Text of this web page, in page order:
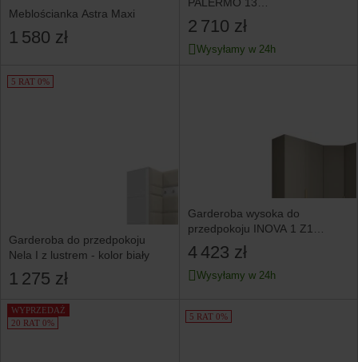
Meblościanka Astra Maxi
1 580 zł
kaszmir+poso100
2 710 zł
Wysyłamy w 24h
5 RAT 0%
Garderoba do przedpokoju
Nela I z lustrem - kolor biały
1 275 zł
Garderoba wysoka do
przedpokoju INOVA 1 Z1
kaszmir+złoty
4 423 zł
Wysyłamy w 24h
WYPRZEDAŻ
20 RAT 0%
5 RAT 0%